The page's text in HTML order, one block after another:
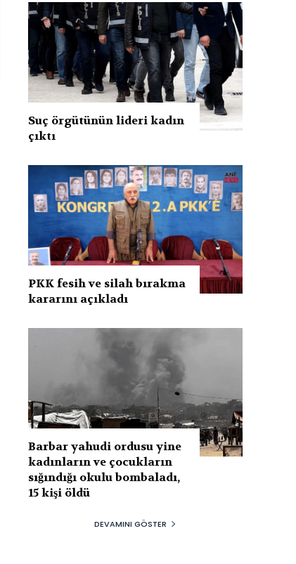
Suç örgütünün lideri kadın
çıktı
PKK fesih ve silah bırakma
kararını açıkladı
Barbar yahudi ordusu yine
kadınların ve çocukların
sığındığı okulu bombaladı,
15 kişi öldü
DEVAMINI GÖSTER